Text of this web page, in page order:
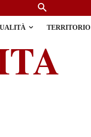
TERRITORIO